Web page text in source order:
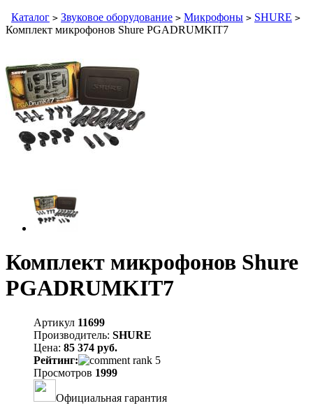
Каталог > Звуковое оборудование > Микрофоны > SHURE >
Комплект микрофонов Shure PGADRUMKIT7
Комплект микрофонов Shure
PGADRUMKIT7
Артикул 11699
Производитель: SHURE
Цена: 85 374 руб.
Рейтинг:
Просмотров 1999
Официальная гарантия